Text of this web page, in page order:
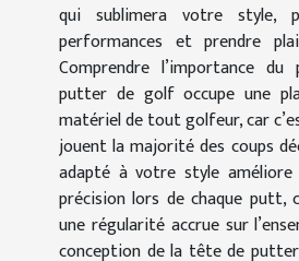
qui sublimera votre style,
performances et prendre
Comprendre l’importance
putter de golf occupe une
matériel de tout golfeur, car
jouent la majorité des coups
adapté à votre style améliore
précision lors de chaque
une régularité accrue sur
conception de la tête de